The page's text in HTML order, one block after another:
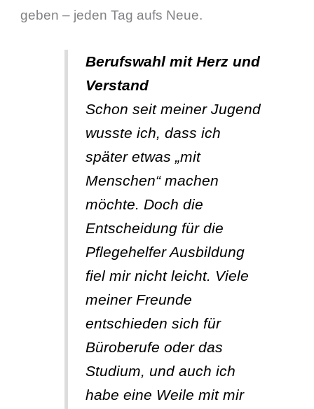
geben – jeden Tag aufs Neue.
Berufswahl mit Herz und
Verstand
Schon seit meiner Jugend
wusste ich, dass ich
später etwas „mit
Menschen“ machen
möchte. Doch die
Entscheidung für die
Pflegehelfer Ausbildung
fiel mir nicht leicht. Viele
meiner Freunde
entschieden sich für
Büroberufe oder das
Studium, und auch ich
habe eine Weile mit mir